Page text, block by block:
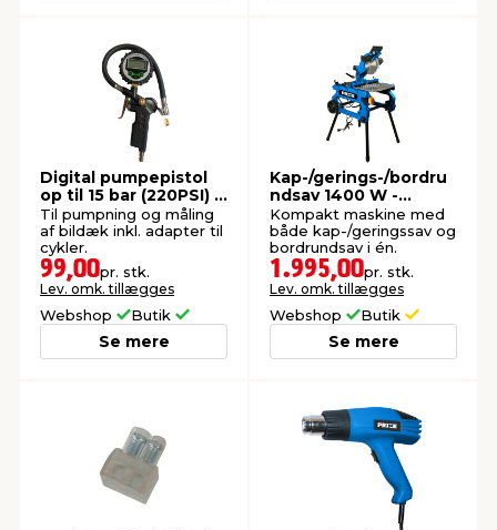
Digital pumpepistol
op til 15 bar (220PSI) -
PRIZE®
Til pumpning og måling
af bildæk inkl. adapter til
cykler.
99,00pr. stk.
Lev. omk. tillægges
Webshop Butik
Se mere
Kap-/gerings-/bordru
ndsav 1400 W -
PRIZE®
Kompakt maskine med
både kap-/geringssav og
bordrundsav i én.
1.995,00pr. stk.
Lev. omk. tillægges
Webshop Butik
Se mere